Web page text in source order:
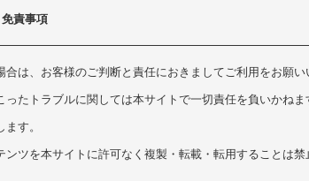
責事項
は、お客様のご判断と責任におきましてご利用をお願い
ったトラブルに関しては本サイトで一切責任を負いかね
す。
ツを本サイトに許可なく複製・転載・転用することは禁